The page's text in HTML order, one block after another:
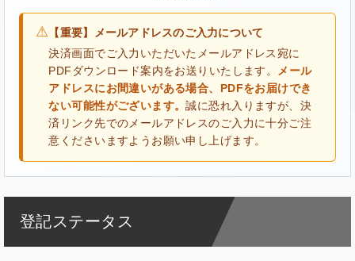
⚠ 【重要】メールアドレスのご入力について
決済画面でご入力いただいたメールアドレス宛に
PDFダウンロード案内をお送りいたします。
メール
アドレスにお間違いがある場合、PDFをお届けでき
ない可能性がございます。誠に恐れ入りますが、決
済リンク先でのメールアドレスのご入力に十分ご注
意くださいますようお願い申し上げます。
登記ステータス